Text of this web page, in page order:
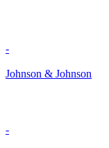
-
Johnson & Johnson
-